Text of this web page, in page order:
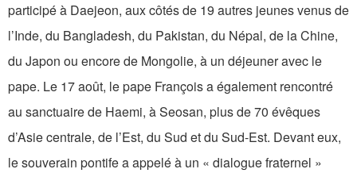
participé à Daejeon, aux côtés de 19 autres jeunes venus de
l’Inde, du Bangladesh, du Pakistan, du Népal, de la Chine,
du Japon ou encore de Mongolie, à un déjeuner avec le
pape. Le 17 août, le pape François a également rencontré
au sanctuaire de Haemi, à Seosan, plus de 70 évêques
d’Asie centrale, de l’Est, du Sud et du Sud-Est. Devant eux,
le souverain pontife a appelé à un « dialogue fraternel »